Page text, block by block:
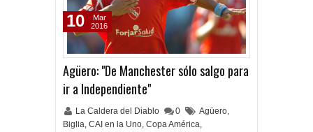
Agüero: "De Manchester sólo salgo para
ir a Independiente"
La Caldera del Diablo 0 Agüero,
Biglia, CAI en la Uno, Copa América,
10
Mar
2016